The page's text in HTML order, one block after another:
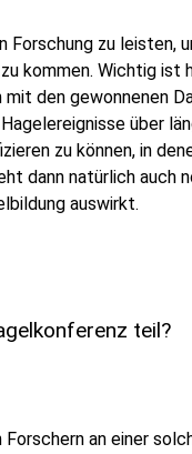
Forschung zu leisten,
kommen. Wichtig ist
den gewonnenen
über
zu können, in
dann natürlich auch
auswirkt.
teil?
an einer